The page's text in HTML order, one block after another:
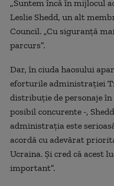
„Suntem încă în mijlocul
Leslie Shedd, un alt
Council. „Cu siguranță
parcurs”.
Dar, în ciuda haosului
eforturile administrației
distribuție de personaje
posibil concurente -,
administrația este
acordă cu adevărat
Ucraina. Și cred că acest
important”.